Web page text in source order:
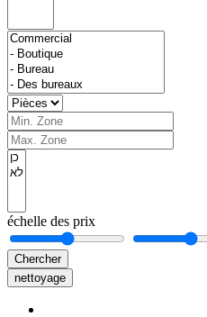
échelle des prix
Chercher
nettoyage